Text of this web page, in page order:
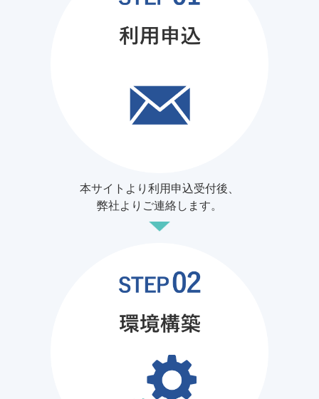
本サイトより利用申込受付後、
弊社よりご連絡します。